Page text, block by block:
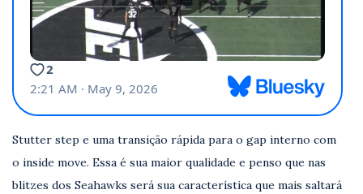
Stutter step e uma transição rápida para o gap interno com
o inside move. Essa é sua maior qualidade e penso que nas
blitzes dos Seahawks será sua característica que mais saltará